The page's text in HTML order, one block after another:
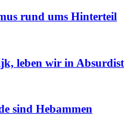
rund ums Hinterteil
leben wir in
sind Hebammen